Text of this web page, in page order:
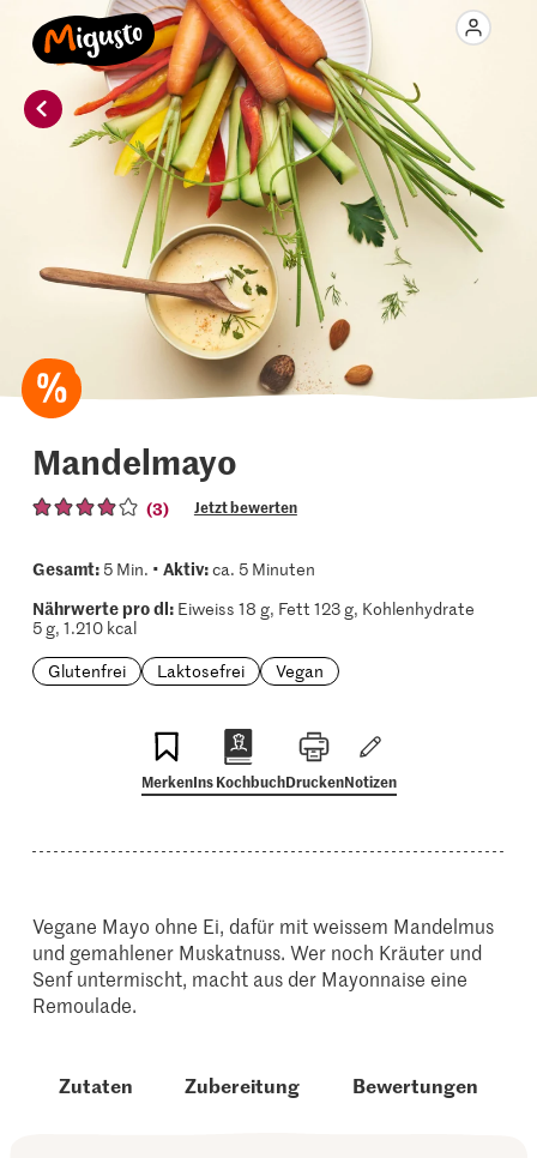
Mandelmayo
(3) Jetzt bewerten
Gesamt:5 Min. • Aktiv:ca. 5 Minuten
Nährwerte pro dl:Eiweiss 18 g, Fett 123 g, Kohlenhydrate
5 g, 1.210 kcal
Glutenfrei
Laktosefrei Vegan
MerkenIns KochbuchDruckenNotizen
Vegane Mayo ohne Ei, dafür mit weissem Mandelmus
und gemahlener Muskatnuss. Wer noch Kräuter und
Senf untermischt, macht aus der Mayonnaise eine
Remoulade.
Zutaten Zubereitung Bewertungen